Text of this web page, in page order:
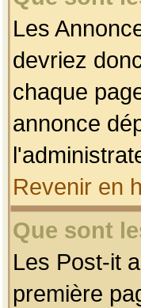
Les
devriez
chaque
annonce
Revenir en
Que sont
Les Post-it
première